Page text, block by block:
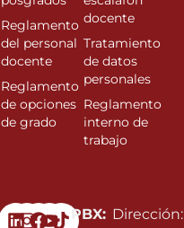
Linkedin
Instagram
Facebook
Youtube
PBX: Dirección:
Reglamento
del personal
docente
Reglamento
de opciones
de grado
docente
Tratamiento
de datos
personales
Reglamento
interno de
trabajo